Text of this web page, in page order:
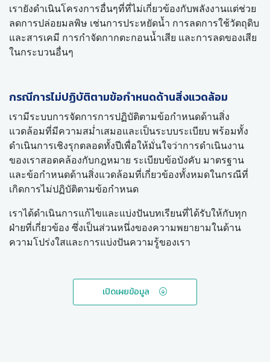
เรายังดำเนินโครงการอื่นๆที่ที่ไม่เกี่ยวข้องกับพลังงานแต่ช่วย
ลดการปล่อยมลพิษ เช่นการประหยัดน้ำ การลดการใช้วัตถุดิบ
และสารเคมี การกำจัดกากตะกอนน้ำเสีย และการลดของเสีย
ในกระบวนอื่นๆ
กรณีการไม่ปฏิบัติตามข้อกำหนดด้านสิ่งแวดล้อม
เรามีระบบการจัดการการปฏิบัติตามข้อกำหนดด้านสิ่ง
แวดล้อมที่มีความสม่ำเสมอและเป็นระบบระเบียบ พร้อมทั้ง
ดำเนินการเชิงรุกตลอดทั้งปีเพื่อให้มั่นใจว่าการดำเนินงาน
ของเราสอดคล้องกับกฎหมาย ระเบียบข้อบังคับ มาตรฐาน
และข้อกำหนดด้านสิ่งแวดล้อมที่เกี่ยวข้องทั้งหมดในกรณีที่
เกิดการไม่ปฏิบัติตามข้อกำหนด
เราได้ดำเนินการแก้ไขและแบ่งปันบทเรียนที่ได้รับให้กับทุก
ฝ่ายที่เกี่ยวข้อง ซึ่งเป็นส่วนหนึ่งของความพยายามในด้าน
ความโปร่งใสและการแบ่งปันความรู้ของเรา
เปิดเผยข้อมูล